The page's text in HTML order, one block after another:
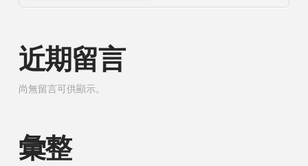
近期留言
尚無留言可供顯示。
彙整